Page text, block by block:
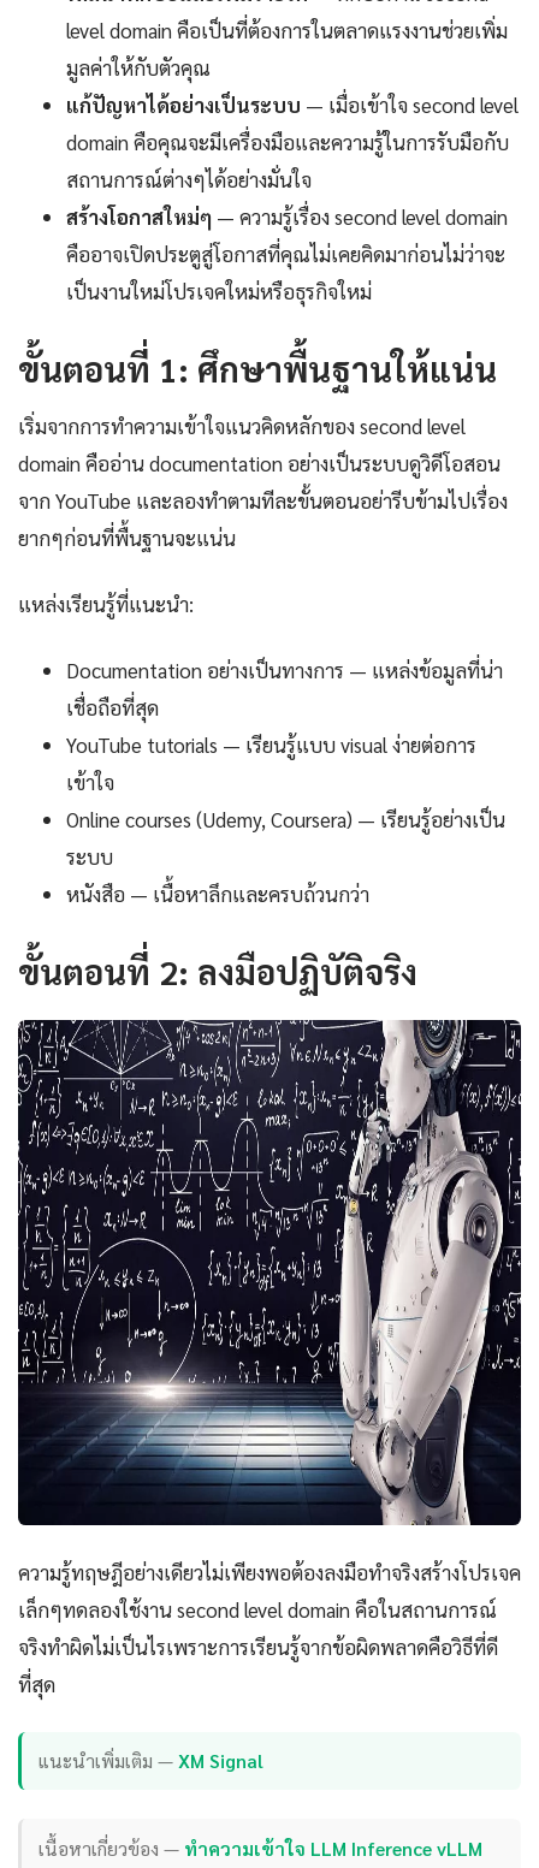
level domain คือเป็นที่ต้องการในตลาดแรงงานช่วยเพิ่ม
มูลค่าให้กับตัวคุณ
แก้ปัญหาได้อย่างเป็นระบบ — เมื่อเข้าใจ second level
domain คือคุณจะมีเครื่องมือและความรู้ในการรับมือกับ
สถานการณ์ต่างๆได้อย่างมั่นใจ
สร้างโอกาสใหม่ๆ — ความรู้เรื่อง second level domain
คืออาจเปิดประตูสู่โอกาสที่คุณไม่เคยคิดมาก่อนไม่ว่าจะ
เป็นงานใหม่โปรเจคใหม่หรือธุรกิจใหม่
ขั้นตอนที่ 1: ศึกษาพื้นฐานให้แน่น
เริ่มจากการทำความเข้าใจแนวคิดหลักของ second level
domain คืออ่าน documentation อย่างเป็นระบบดูวิดีโอสอน
จาก YouTube และลองทำตามทีละขั้นตอนอย่ารีบข้ามไปเรื่อง
ยากๆก่อนที่พื้นฐานจะแน่น
แหล่งเรียนรู้ที่แนะนำ:
Documentation อย่างเป็นทางการ — แหล่งข้อมูลที่น่า
เชื่อถือที่สุด
YouTube tutorials — เรียนรู้แบบ visual ง่ายต่อการ
เข้าใจ
Online courses (Udemy, Coursera) — เรียนรู้อย่างเป็น
ระบบ
หนังสือ — เนื้อหาลึกและครบถ้วนกว่า
ขั้นตอนที่ 2: ลงมือปฏิบัติจริง
ความรู้ทฤษฎีอย่างเดียวไม่เพียงพอต้องลงมือทำจริงสร้างโปรเจค
เล็กๆทดลองใช้งาน second level domain คือในสถานการณ์
จริงทำผิดไม่เป็นไรเพราะการเรียนรู้จากข้อผิดพลาดคือวิธีที่ดี
ที่สุด
แนะนำเพิ่มเติม —XM Signal
เนื้อหาเกี่ยวข้อง — ทำความเข้าใจ LLM Inference vLLM